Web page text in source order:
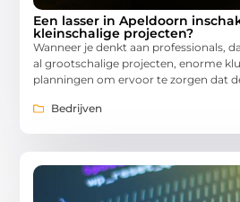
Een lasser in Apeldoorn
kleinschalige projecten?
Wanneer je denkt aan professionals,
al grootschalige projecten, enorme
planningen om ervoor te zorgen dat
Bedrijven